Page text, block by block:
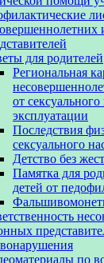
для родителей
Региональная
от
эксплуатации
Последствия
сексуального
Детство без
Памятка для
детей от
по